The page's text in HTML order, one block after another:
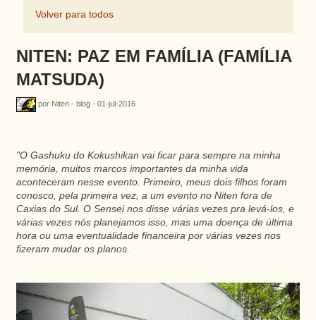
Volver para todos
NITEN: PAZ EM FAMÍLIA (FAMÍLIA
MATSUDA)
por Niten - blog - 01-jul-2016
"O Gashuku do Kokushikan vai ficar para sempre na minha
memória, muitos marcos importantes da minha vida
aconteceram nesse evento. Primeiro, meus dois filhos foram
conosco, pela primeira vez, a um evento no Niten fora de
Caxias do Sul. O Sensei nos disse várias vezes pra levá-los, e
várias vezes nós planejamos isso, mas uma doença de última
hora ou uma eventualidade financeira por várias vezes nos
fizeram mudar os planos.